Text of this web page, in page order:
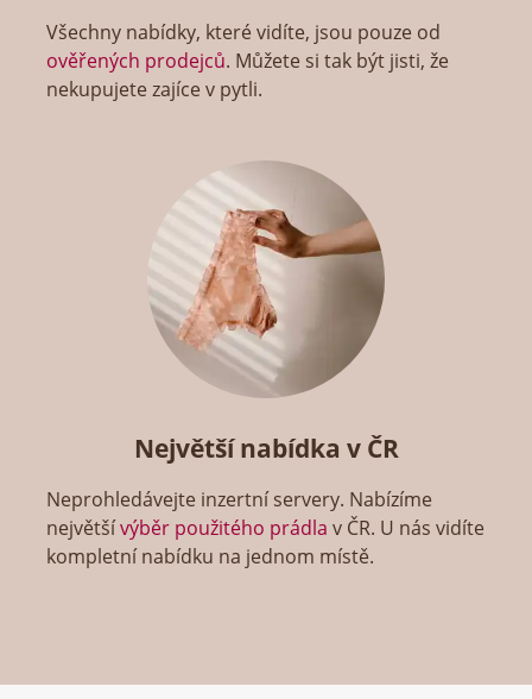
Všechny nabídky, které vidíte, jsou pouze od
ověřených prodejců. Můžete si tak být jisti, že
nekupujete zajíce v pytli.
Největší nabídka v ČR
Neprohledávejte inzertní servery. Nabízíme
největšívýběr použitého prádla v ČR. U nás vidíte
kompletní nabídku na jednom místě.